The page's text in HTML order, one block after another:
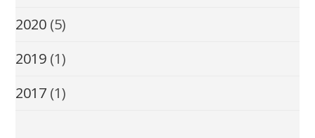
2020 (5)
2019 (1)
2017 (1)